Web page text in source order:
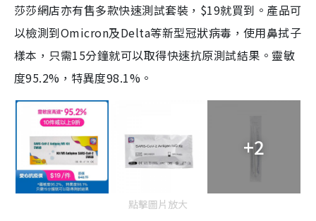
莎莎網店亦有售多款快速測試套裝，$19就買到。產品可
以檢測到Omicron及Delta等新型冠狀病毒，使用鼻拭子
樣本，只需15分鐘就可以取得快速抗原測試結果。靈敏
度95.2%，特異度98.1%。
+2
點擊圖片放大